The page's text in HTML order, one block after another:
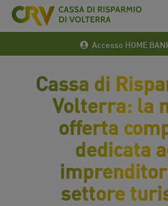
Accesso HOME
Cassa di
Volterra: la
offerta
dedicata
settore